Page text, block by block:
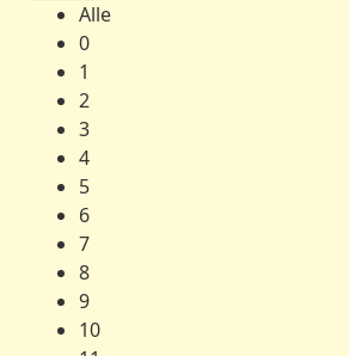
Alle
0
1
2
3
4
5
6
7
8
9
10